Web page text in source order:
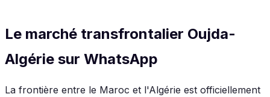
Le marché transfrontalier Oujda-
Algérie sur WhatsApp
La frontière entre le Maroc et l'Algérie est officiellement